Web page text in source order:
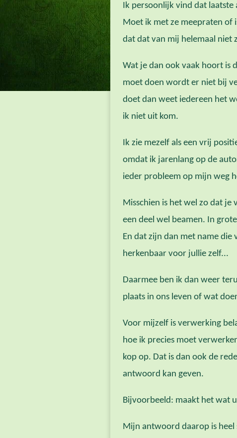
Ik persoonlijk vind dat
Moet ik met ze meepraten of
dat dat van mij helemaal niet
Wat je dan ook vaak hoort is
moet doen wordt er niet bij
doet dan weet iedereen het
ik niet uit kom.
Ik zie mezelf als een vrij
omdat ik jarenlang op de
ieder probleem op mijn weg
Misschien is het wel zo dat
een deel wel beamen. In
En dat zijn dan met name
herkenbaar voor jullie zelf...
Daarmee ben ik dan weer
plaats in ons leven of wat
Voor mijzelf is verwerking
hoe ik precies moet
kop op. Dat is dan ook de
antwoord kan geven.
Bijvoorbeeld: maakt het wat
Mijn antwoord daarop is heel